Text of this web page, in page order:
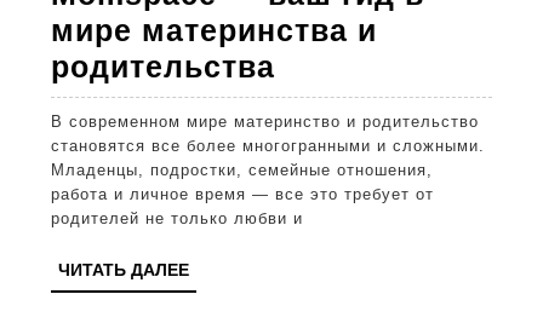
мире материнства и
родительства
—
ваш
гид
в
В современном мире материнство и родительство
становятся все более многогранными и сложными.
Младенцы, подростки, семейные отношения,
работа и личное время — все это требует от
родителей не только любви и
ЧИТАТЬ ДАЛЕЕЧИТАТЬ
ДАЛЕЕ